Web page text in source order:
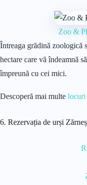
Zoo &
Întreaga grădină zoologică
hectare care vă îndeamnă
împreună cu cei mici.
Descoperă mai multe locuri
6. Rezervația de urși